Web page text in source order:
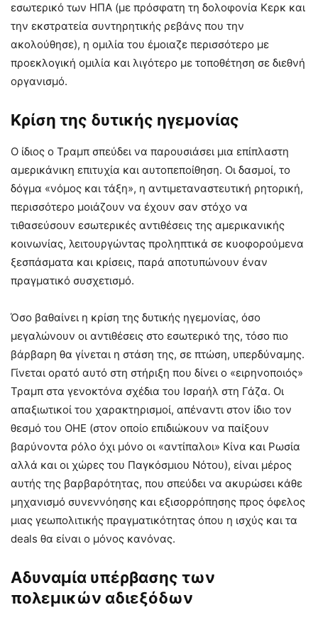
εσωτερικό των ΗΠΑ (με πρόσφατη τη δολοφονία Κερκ και
την εκστρατεία συντηρητικής ρεβάνς που την
ακολούθησε), η ομιλία του έμοιαζε περισσότερο με
προεκλογική ομιλία και λιγότερο με τοποθέτηση σε διεθνή
οργανισμό.
Κρίση της δυτικής ηγεμονίας
Ο ίδιος ο Τραμπ σπεύδει να παρουσιάσει μια επίπλαστη
αμερικάνικη επιτυχία και αυτοπεποίθηση. Οι δασμοί, το
δόγμα «νόμος και τάξη», η αντιμεταναστευτική ρητορική,
περισσότερο μοιάζουν να έχουν σαν στόχο να
τιθασεύσουν εσωτερικές αντιθέσεις της αμερικανικής
κοινωνίας, λειτουργώντας προληπτικά σε κυοφορούμενα
ξεσπάσματα και κρίσεις, παρά αποτυπώνουν έναν
πραγματικό συσχετισμό.
Όσο βαθαίνει η κρίση της δυτικής ηγεμονίας, όσο
μεγαλώνουν οι αντιθέσεις στο εσωτερικό της, τόσο πιο
βάρβαρη θα γίνεται η στάση της, σε πτώση, υπερδύναμης.
Γίνεται ορατό αυτό στη στήριξη που δίνει ο «ειρηνοποιός»
Τραμπ στα γενοκτόνα σχέδια του Ισραήλ στη Γάζα. Οι
απαξιωτικοί του χαρακτηρισμοί, απέναντι στον ίδιο τον
θεσμό του ΟΗΕ (στον οποίο επιδιώκουν να παίξουν
βαρύνοντα ρόλο όχι μόνο οι «αντίπαλοι» Κίνα και Ρωσία
αλλά και οι χώρες του Παγκόσμιου Νότου), είναι μέρος
αυτής της βαρβαρότητας, που σπεύδει να ακυρώσει κάθε
μηχανισμό συνεννόησης και εξισορρόπησης προς όφελος
μιας γεωπολιτικής πραγματικότητας όπου η ισχύς και τα
deals θα είναι ο μόνος κανόνας.
Αδυναμία υπέρβασης των
πολεμικών αδιεξόδων